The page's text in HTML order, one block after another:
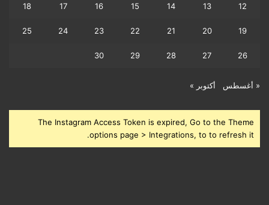
12
13
14
15
16
17
18
19
20
21
22
23
24
25
26
27
28
29
30
« أغسطس أكتوبر »
The Instagram Access Token is expired, Go to the Theme
options page > Integrations, to to refresh it.